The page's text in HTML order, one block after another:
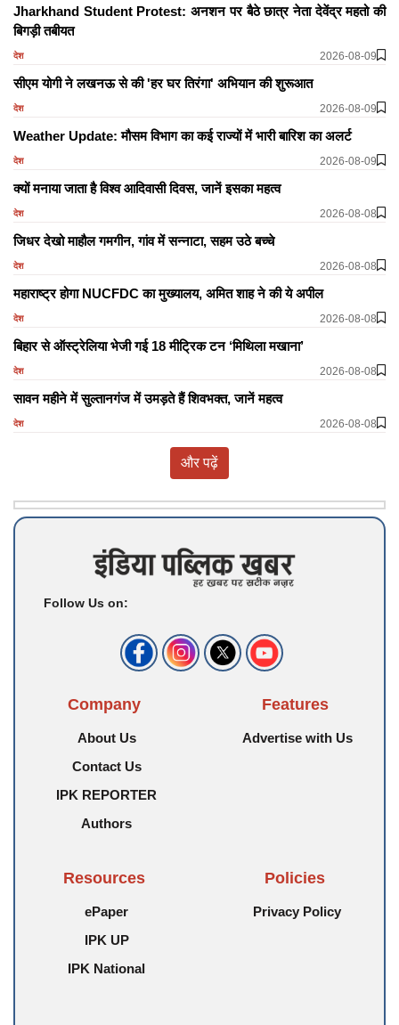
Jharkhand Student Protest: अनशन पर बैठे छात्र नेता देवेंद्र महतो की
बिगड़ी तबीयत
देश 2026-08-09
सीएम योगी ने लखनऊ से की 'हर घर तिरंगा' अभियान की शुरूआत
देश 2026-08-09
Weather Update: मौसम विभाग का कई राज्यों में भारी बारिश का अलर्ट
देश 2026-08-09
क्यों मनाया जाता है विश्व आदिवासी दिवस, जानें इसका महत्व
देश 2026-08-08
जिधर देखो माहौल गमगीन, गांव में सन्नाटा, सहम उठे बच्चे
देश 2026-08-08
महाराष्ट्र होगा NUCFDC का मुख्यालय, अमित शाह ने की ये अपील
देश 2026-08-08
बिहार से ऑस्ट्रेलिया भेजी गई 18 मीट्रिक टन ‘मिथिला मखाना’
देश 2026-08-08
सावन महीने में सुल्तानगंज में उमड़ते हैं शिवभक्त, जानें महत्व
देश 2026-08-08
और पढ़ें
Follow Us on:
Company
About Us
Contact Us
IPK REPORTER
Authors
Features
Advertise with Us
Resources
ePaper
IPK UP
IPK National
Policies
Privacy Policy